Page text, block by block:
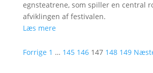
egnsteatrene, som spiller en central
afviklingen af festivalen.
Læs mere
Forrige 1 … 145 146 147 148 149